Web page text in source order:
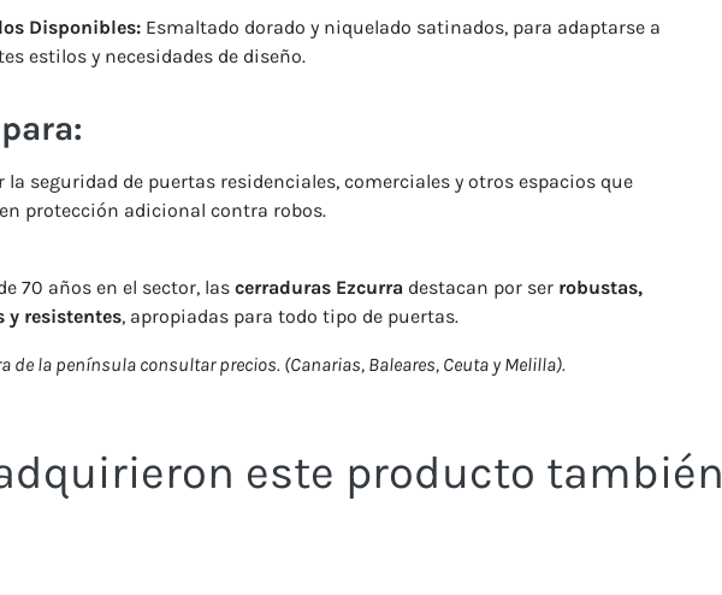
Disponibles:Esmaltado dorado y niquelado satinados, para adaptarse a
estilos y necesidades de diseño.
la seguridad de puertas residenciales, comerciales y otros espacios que
protección adicional contra robos.
70 años en el sector, lascerraduras Ezcurra destacan por serrobustas,
y resistentes, apropiadas para todo tipo de puertas.
de la península consultar precios. (Canarias, Baleares, Ceuta y Melilla).
este producto también